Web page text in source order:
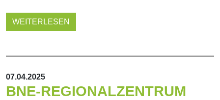
WEITERLESEN
07.04.2025
BNE-REGIONALZENTRUM